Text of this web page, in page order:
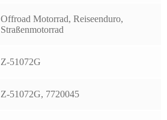
Offroad Motorrad, Reiseenduro,
Straßenmotorrad
Z-51072G
Z-51072G, 7720045